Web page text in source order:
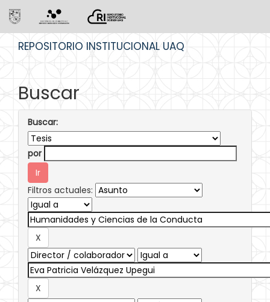
REPOSITORIO INSTITUCIONAL UAQ
Buscar
Buscar:
por
Filtros actuales: